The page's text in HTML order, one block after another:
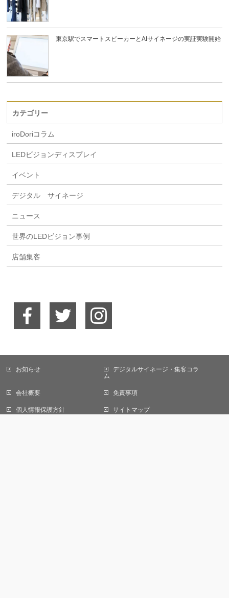
当サイトではCookieを使用します。Cookieの使用に関する詳細は「プライバ
シーポリシー」をご覧ください。
東京駅でスマートスピーカーとAIサイネージの実証実験開始
カテゴリー
iroDoriコラム
LEDビジョンディスプレイ
イベント
デジタル サイネージ
ニュース
世界のLEDビジョン事例
店舗集客
お知らせ
デジタルサイネージ・集客コラ
ム
会社概要 免責事項
個人情報保護方針 サイトマップ